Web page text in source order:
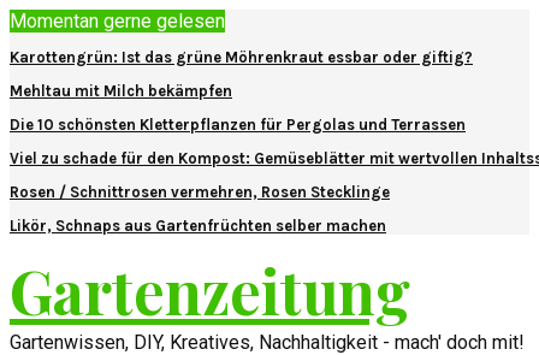
Momentan gerne gelesen
Karottengrün: Ist das grüne Möhrenkraut essbar oder giftig?
Mehltau mit Milch bekämpfen
Die 10 schönsten Kletterpflanzen für Pergolas und Terrassen
Viel zu schade für den Kompost: Gemüseblätter mit wertvollen
Rosen / Schnittrosen vermehren, Rosen Stecklinge
Likör, Schnaps aus Gartenfrüchten selber machen
Gartenzeitung
Gartenwissen, DIY, Kreatives, Nachhaltigkeit - mach' doch mit!